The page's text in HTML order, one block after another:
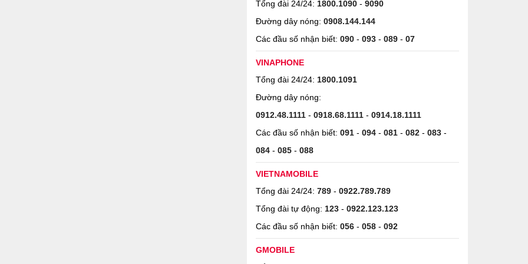
Tổng đài 24/24: 1800.1090 - 9090
Đường dây nóng: 0908.144.144
Các đầu số nhận biết: 090 - 093 - 089 - 07
VINAPHONE
Tổng đài 24/24: 1800.1091
Đường dây nóng:
0912.48.1111 - 0918.68.1111 - 0914.18.1111
Các đầu số nhận biết: 091 - 094 - 081 - 082 - 083 -
084 - 085 - 088
VIETNAMOBILE
Tổng đài 24/24: 789 - 0922.789.789
Tổng đài tự động: 123 - 0922.123.123
Các đầu số nhận biết: 056 - 058 - 092
GMOBILE